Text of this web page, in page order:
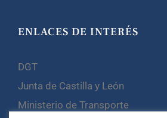
ENLACES DE INTERÉS
DGT
Junta de Castilla y León
Ministerio de Transporte